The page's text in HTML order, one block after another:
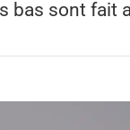
bas sont fait